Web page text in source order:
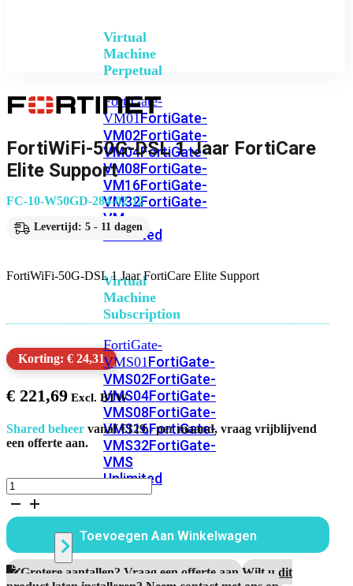
Virtual
Machine
Perpetual
FortiGate-
VM01FortiGate-
VM02FortiGate-
VM04FortiGate-
VM08FortiGate-
VM16FortiGate-
VM32FortiGate-
VM
Unlimited
Virtual
Machine
Subscription
FortiGate-
VMS01FortiGate-
VMS02FortiGate-
VMS04FortiGate-
VMS08FortiGate-
VMS16FortiGate-
VMS32FortiGate-
VMS
Unlimited
Alle
FortiWiFi-50G-DSL 1 Jaar FortiCare
Elite Support
FC-10-W50GD-284-02-12
Levertijd: 5 - 11 dagen
FortiWiFi-50G-DSL 1 Jaar FortiCare Elite Support
Korting: € 24,31
€ 221,69
Shared beheer vanaf €129,- per maand, vraag vrijblijvend
een offerte aan.
FortiWiFi-
50G-
1
Jaar
FortiCare
Elite
Toevoegen Aan Winkelwagen
Grotere aantallen? Vraag een offerte aan.Wilt u dit